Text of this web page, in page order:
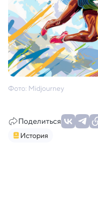
Фото: Midjourney
Поделиться
История